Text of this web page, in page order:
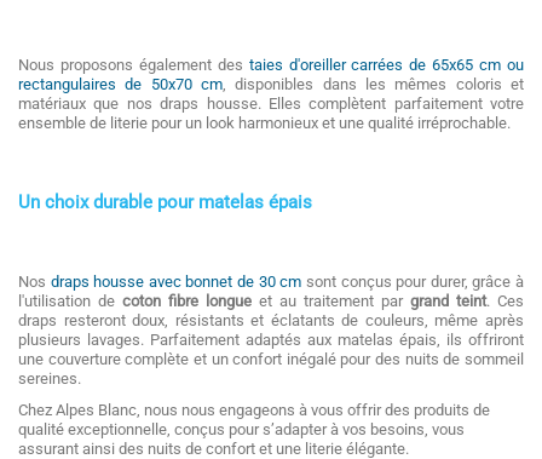
Nous proposons également des taies d'oreiller carrées de 65x65 cm ou
rectangulaires de 50x70 cm , disponibles dans les mêmes coloris et
matériaux que nos draps housse. Elles complètent parfaitement votre
ensemble de literie pour un look harmonieux et une qualité irréprochable.
Un choix durable pour matelas épais
Nos draps housse avec bonnet de 30 cm sont conçus pour durer, grâce à
l'utilisation de coton fibre longue et au traitement par grand teint. Ces
draps resteront doux, résistants et éclatants de couleurs, même après
plusieurs lavages. Parfaitement adaptés aux matelas épais, ils offriront
une couverture complète et un confort inégalé pour des nuits de sommeil
sereines.
Chez Alpes Blanc, nous nous engageons à vous offrir des produits de
qualité exceptionnelle, conçus pour s’adapter à vos besoins, vous
assurant ainsi des nuits de confort et une literie élégante.